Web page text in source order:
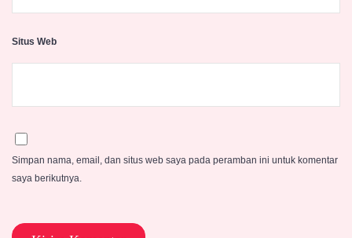
Situs Web
Simpan nama, email, dan situs web saya pada peramban ini untuk komentar
saya berikutnya.